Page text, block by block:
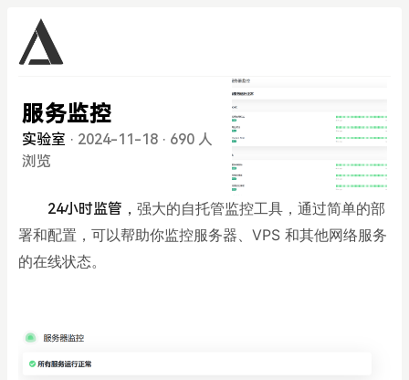
服务监控
实验室 · 2024-11-18 · 690 人
浏览
24小时监管， 强大的自托管监控工具，通过简单的部
署和配置，可以帮助你监控服务器、VPS 和其他网络服务
的在线状态。